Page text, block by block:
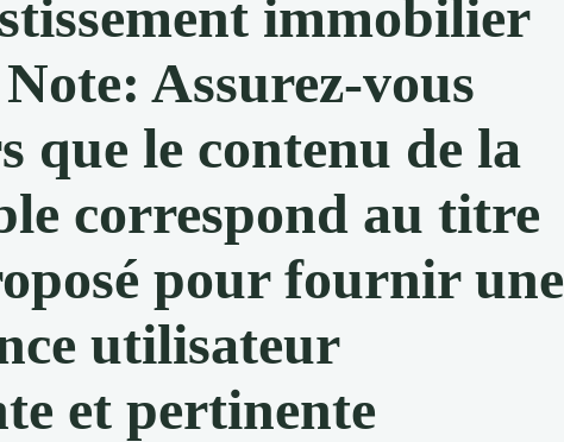
immobilier
Assurez-vous
que le contenu de la
correspond au titre
pour fournir une
utilisateur
et pertinente